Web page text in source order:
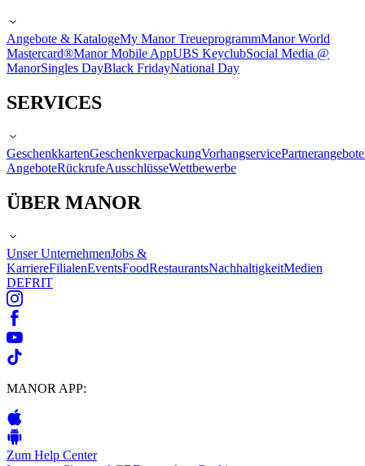
Angebote & KatalogeMy Manor TreueprogrammManor World
Mastercard®Manor Mobile AppUBS KeyclubSocial Media @
ManorSingles DayBlack FridayNational Day
SERVICES
GeschenkkartenGeschenkverpackungVorhangservicePartnerangebote
AngeboteRückrufeAusschlüsseWettbewerbe
ÜBER MANOR
Unser UnternehmenJobs &
KarriereFilialenEventsFoodRestaurantsNachhaltigkeitMedien
DEFRIT
MANOR APP:
Zum Help Center